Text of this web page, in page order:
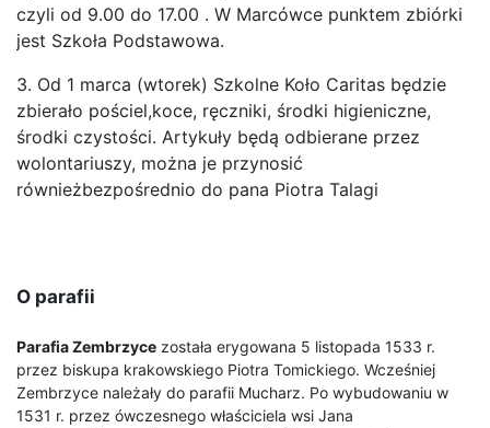
czyli od 9.00 do 17.00 . W Marcówce punktem zbiórki
jest Szkoła Podstawowa.
3. Od 1 marca (wtorek) Szkolne Koło Caritas będzie
zbierało pościel,koce, ręczniki, środki higieniczne,
środki czystości. Artykuły będą odbierane przez
wolontariuszy, można je przynosić
równieżbezpośrednio do pana Piotra Talagi
O parafii
Parafia Zembrzyce została erygowana 5 listopada 1533 r.
przez biskupa krakowskiego Piotra Tomickiego. Wcześniej
Zembrzyce należały do parafii Mucharz. Po wybudowaniu w
1531 r. przez ówczesnego właściciela wsi Jana